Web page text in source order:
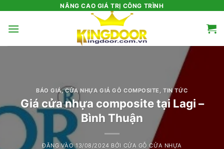
nội
NÂNG CAO GIÁ TRỊ CÔNG TRÌNH
BÁO GIÁ,CỬA NHỰA GIẢ GỖ COMPOSITE ,TIN TỨC
Giá cửa nhựa composite tại Lagi –
Bình Thuận
ĐĂNG VÀO13/08/2024 BỞI CỬA GỖ CỬA NHỰA